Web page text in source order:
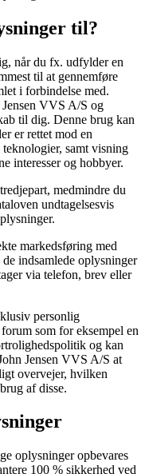
til?
når du fx. udfylder en
til at gennemføre
i forbindelse med.
VVS A/S og
til dig. Denne brug kan
er rettet mod en
samt visning
interesser og hobbyer.
medmindre du
undtagelsesvis
markedsføring med
indsamlede oplysninger
via telefon, brev eller
personlig
som for eksempel en
og kan
Jensen VVS A/S at
overvejer, hvilken
af disse.
oplysninger opbevares
100 % sikkerhed ved